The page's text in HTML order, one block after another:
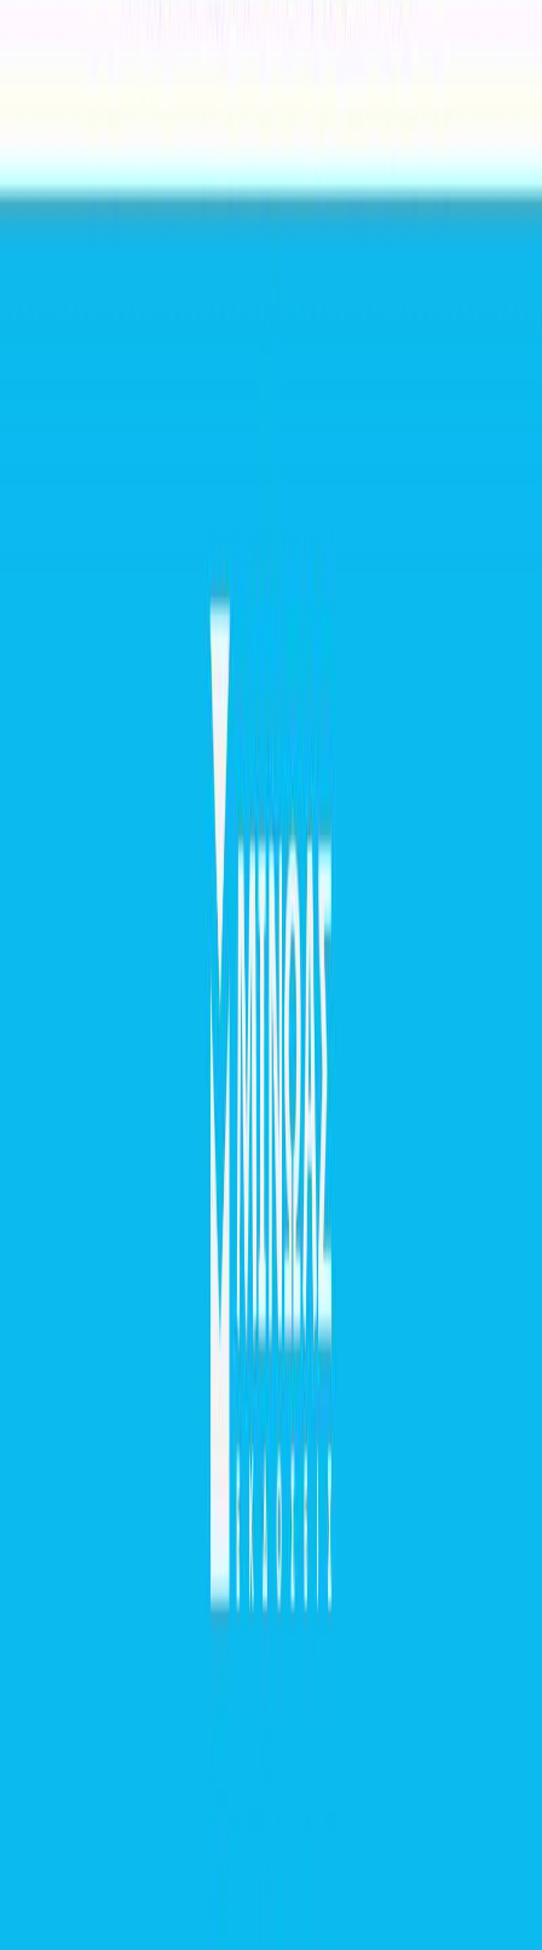
15 ημέρες δωρεάν · Χωρίς δέσμευση
Η καλύτερη στιγμή να ξεκινήσεις είναι
Δες τα πλάνα
συνέχισε με 4,99€/μήνα στο ετήσιο πλάνο